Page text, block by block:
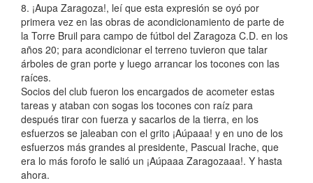
8. ¡Aupa Zaragoza!, leí que esta expresión se oyó por
primera vez en las obras de acondicionamiento de parte de
la Torre Bruil para campo de fútbol del Zaragoza C.D. en los
años 20; para acondicionar el terreno tuvieron que talar
árboles de gran porte y luego arrancar los tocones con las
raíces.
Socios del club fueron los encargados de acometer estas
tareas y ataban con sogas los tocones con raíz para
después tirar con fuerza y sacarlos de la tierra, en los
esfuerzos se jaleaban con el grito ¡Aúpaaa! y en uno de los
esfuerzos más grandes al presidente, Pascual Irache, que
era lo más forofo le salió un ¡Aúpaaa Zaragozaaa!. Y hasta
ahora.